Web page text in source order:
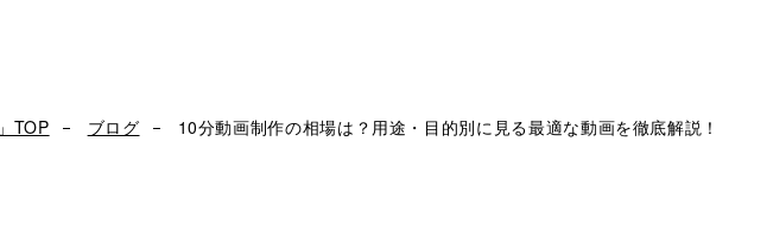
TOP ブログ 10分動画制作の相場は？用途・目的別に見る最適な動画を徹底解説！